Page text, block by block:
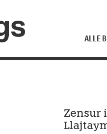
ALLE
Zensur